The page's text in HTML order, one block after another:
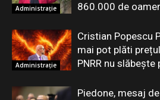
Administrație
860.000 de
Administrație
Cristian Popescu
mai pot plăti
PNRR nu slăbește
Piedone, mesaj